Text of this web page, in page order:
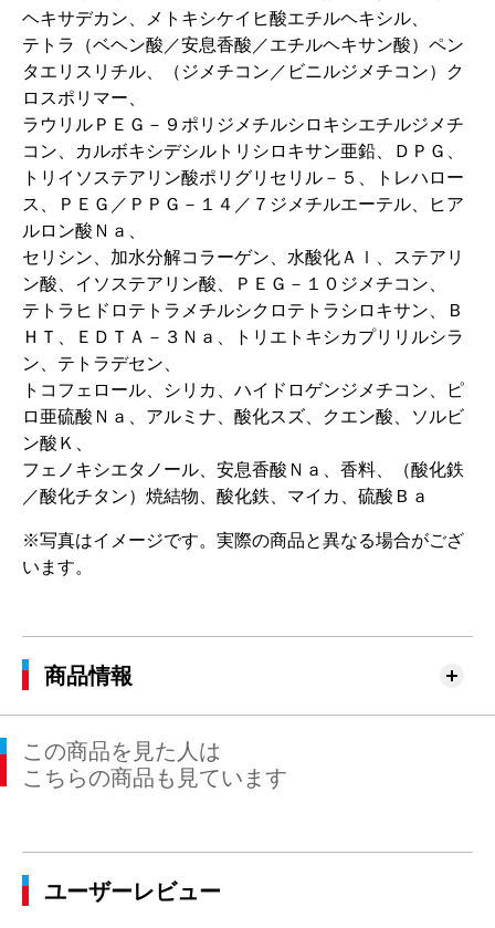
ヘキサデカン、メトキシケイヒ酸エチルヘキシル、
テトラ（ベヘン酸／安息香酸／エチルヘキサン酸）ペン
タエリスリチル、（ジメチコン／ビニルジメチコン）ク
ロスポリマー、
ラウリルＰＥＧ－９ポリジメチルシロキシエチルジメチ
コン、カルボキシデシルトリシロキサン亜鉛、ＤＰＧ、
トリイソステアリン酸ポリグリセリル－５、トレハロー
ス、ＰＥＧ／ＰＰＧ－１４／７ジメチルエーテル、ヒア
ルロン酸Ｎａ、
セリシン、加水分解コラーゲン、水酸化Ａｌ、ステアリ
ン酸、イソステアリン酸、ＰＥＧ－１０ジメチコン、
テトラヒドロテトラメチルシクロテトラシロキサン、Ｂ
ＨＴ、ＥＤＴＡ－３Ｎａ、トリエトキシカプリリルシラ
ン、テトラデセン、
トコフェロール、シリカ、ハイドロゲンジメチコン、ピ
ロ亜硫酸Ｎａ、アルミナ、酸化スズ、クエン酸、ソルビ
ン酸Ｋ、
フェノキシエタノール、安息香酸Ｎａ、香料、（酸化鉄
／酸化チタン）焼結物、酸化鉄、マイカ、硫酸Ｂａ
※写真はイメージです。実際の商品と異なる場合がござ
います。
商品情報
この商品を見た人は
こちらの商品も見ています
ユーザーレビュー